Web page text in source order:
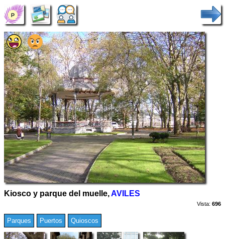
Kiosco y parque del muelle,AVILES
Vista: 696
Parques Puertos Quioscos